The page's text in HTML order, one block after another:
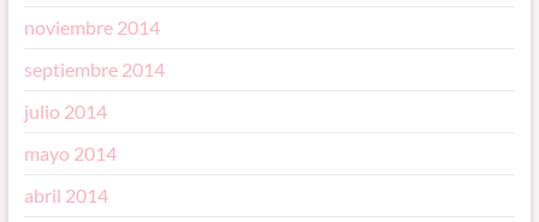
noviembre 2014
septiembre 2014
julio 2014
mayo 2014
abril 2014